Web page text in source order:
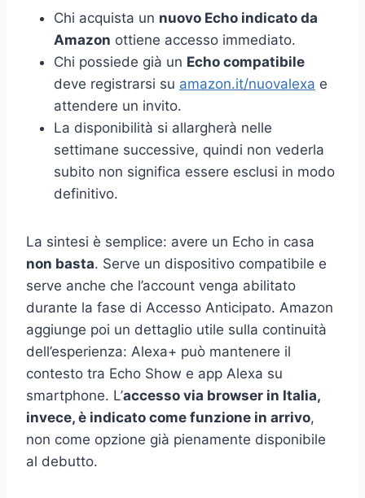
Chi acquista un nuovo Echo indicato da
Amazon ottiene accesso immediato.
Chi possiede già un Echo compatibile
deve registrarsi su amazon.it/nuovalexa e
attendere un invito.
La disponibilità si allargherà nelle
settimane successive, quindi non vederla
subito non significa essere esclusi in modo
definitivo.
La sintesi è semplice: avere un Echo in casa
non basta. Serve un dispositivo compatibile e
serve anche che l’account venga abilitato
durante la fase di Accesso Anticipato. Amazon
aggiunge poi un dettaglio utile sulla continuità
dell’esperienza: Alexa+ può mantenere il
contesto tra Echo Show e app Alexa su
smartphone. L’accesso via browser in Italia,
invece, è indicato come funzione in arrivo,
non come opzione già pienamente disponibile
al debutto.